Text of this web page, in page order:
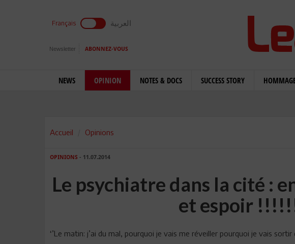
Français العربية
Newsletter ABONNEZ-VOUS
NEWS OPINION NOTES & DOCS SUCCESS STORY
Accueil Opinions
OPINIONS - 11.07.2014
Le psychiatre dans la cité :
et espoir
‘’Le matin: j’ai du mal, pourquoi je vais me réveiller pourquoi je vais sortir